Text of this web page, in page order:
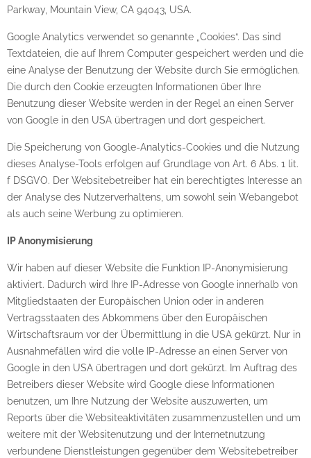
Parkway, Mountain View, CA 94043, USA.
Google Analytics verwendet so genannte „Cookies“. Das sind
Textdateien, die auf Ihrem Computer gespeichert werden und die
eine Analyse der Benutzung der Website durch Sie ermöglichen.
Die durch den Cookie erzeugten Informationen über Ihre
Benutzung dieser Website werden in der Regel an einen Server
von Google in den USA übertragen und dort gespeichert.
Die Speicherung von Google-Analytics-Cookies und die Nutzung
dieses Analyse-Tools erfolgen auf Grundlage von Art. 6 Abs. 1 lit.
f DSGVO. Der Websitebetreiber hat ein berechtigtes Interesse an
der Analyse des Nutzerverhaltens, um sowohl sein Webangebot
als auch seine Werbung zu optimieren.
IP Anonymisierung
Wir haben auf dieser Website die Funktion IP-Anonymisierung
aktiviert. Dadurch wird Ihre IP-Adresse von Google innerhalb von
Mitgliedstaaten der Europäischen Union oder in anderen
Vertragsstaaten des Abkommens über den Europäischen
Wirtschaftsraum vor der Übermittlung in die USA gekürzt. Nur in
Ausnahmefällen wird die volle IP-Adresse an einen Server von
Google in den USA übertragen und dort gekürzt. Im Auftrag des
Betreibers dieser Website wird Google diese Informationen
benutzen, um Ihre Nutzung der Website auszuwerten, um
Reports über die Websiteaktivitäten zusammenzustellen und um
weitere mit der Websitenutzung und der Internetnutzung
verbundene Dienstleistungen gegenüber dem Websitebetreiber